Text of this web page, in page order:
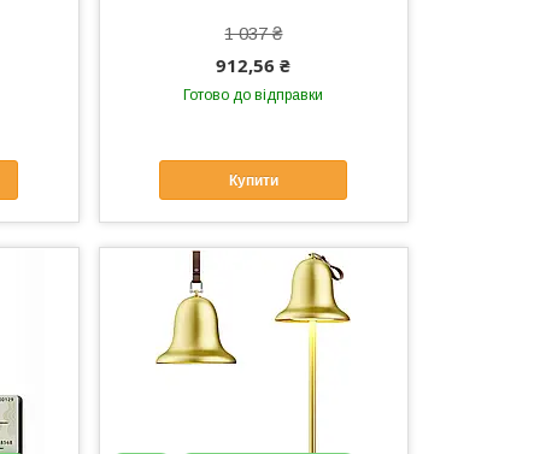
1 037 ₴
912,56 ₴
Готово до відправки
Купити